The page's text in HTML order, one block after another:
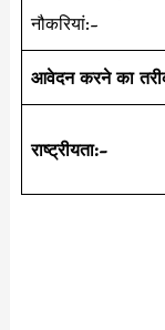
नौकरियां:-
आवेदन करने का
राष्ट्रीयता:-